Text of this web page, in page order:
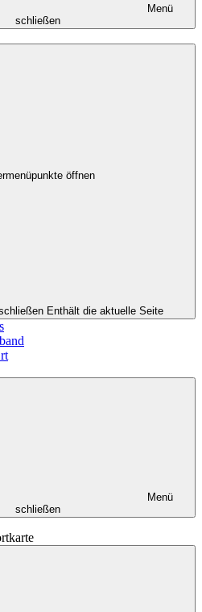
Menü
schließen
öffnen
Enthält die aktuelle Seite
Menü
schließen